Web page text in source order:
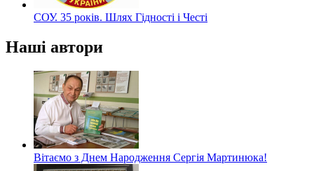
СОУ. 35 років. Шлях Гідності і Честі
Наші автори
Вітаємо з Днем Народження Сергія Мартинюка!